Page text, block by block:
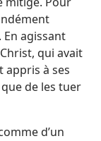
agissant
Christ, qui avait
appris à ses
de les tuer
d’un